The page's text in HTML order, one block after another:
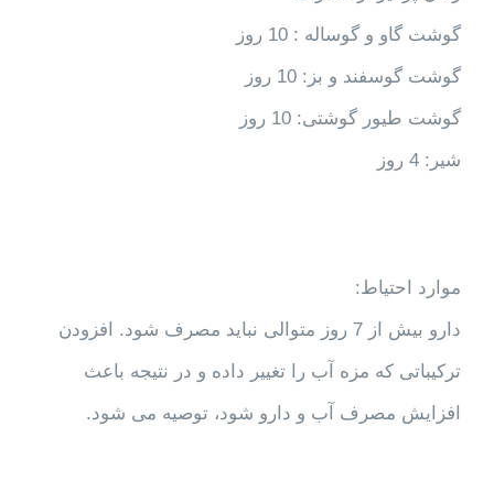
گوشت گاو و گوساله : 10 روز
گوشت گوسفند و بز: 10 روز
گوشت طیور گوشتی: 10 روز
شیر: 4 روز
موارد احتیاط:
دارو بیش از 7 روز متوالی نباید مصرف شود. افزودن
ترکیباتی که مزه آب را تغییر داده و در نتیجه باعث
افزایش مصرف آب و دارو شود، توصیه می شود.